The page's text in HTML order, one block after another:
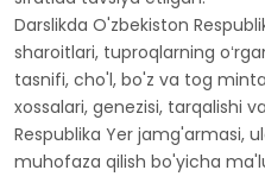
Darslikda O'zbekiston
sharoitlari, tuproqlarning
tasnifi, cho'l, bo'z va tog
xossalari, genezisi, tarqalishi
Respublika Yer jamg'armasi,
muhofaza qilish bo'yicha